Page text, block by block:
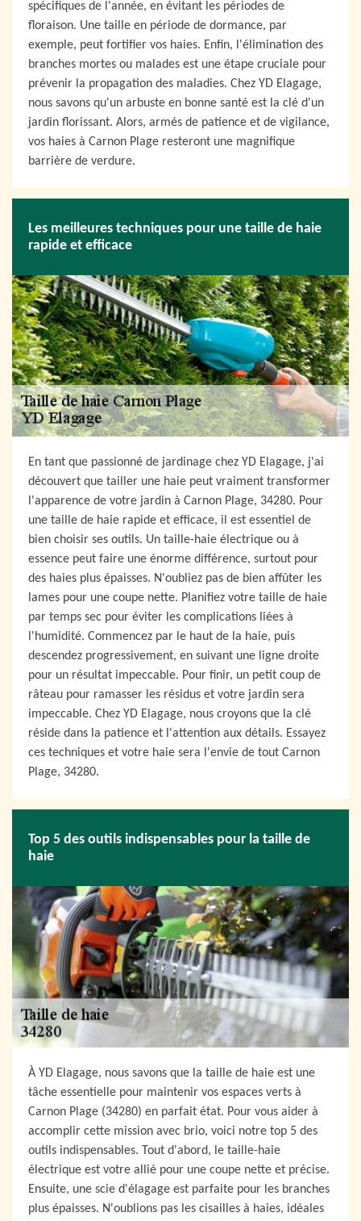
spécifiques de l'année, en évitant les périodes de
floraison. Une taille en période de dormance, par
exemple, peut fortifier vos haies. Enfin, l'élimination des
branches mortes ou malades est une étape cruciale pour
prévenir la propagation des maladies. Chez YD Elagage,
nous savons qu'un arbuste en bonne santé est la clé d'un
jardin florissant. Alors, armés de patience et de vigilance,
vos haies à Carnon Plage resteront une magnifique
barrière de verdure.
Les meilleures techniques pour une taille de haie
rapide et efficace
En tant que passionné de jardinage chez YD Elagage, j'ai
découvert que tailler une haie peut vraiment transformer
l'apparence de votre jardin à Carnon Plage, 34280. Pour
une taille de haie rapide et efficace, il est essentiel de
bien choisir ses outils. Un taille-haie électrique ou à
essence peut faire une énorme différence, surtout pour
des haies plus épaisses. N'oubliez pas de bien affûter les
lames pour une coupe nette. Planifiez votre taille de haie
par temps sec pour éviter les complications liées à
l'humidité. Commencez par le haut de la haie, puis
descendez progressivement, en suivant une ligne droite
pour un résultat impeccable. Pour finir, un petit coup de
râteau pour ramasser les résidus et votre jardin sera
impeccable. Chez YD Elagage, nous croyons que la clé
réside dans la patience et l'attention aux détails. Essayez
ces techniques et votre haie sera l'envie de tout Carnon
Plage, 34280.
Top 5 des outils indispensables pour la taille de
haie
À YD Elagage, nous savons que la taille de haie est une
tâche essentielle pour maintenir vos espaces verts à
Carnon Plage (34280) en parfait état. Pour vous aider à
accomplir cette mission avec brio, voici notre top 5 des
outils indispensables. Tout d'abord, le taille-haie
électrique est votre allié pour une coupe nette et précise.
Ensuite, une scie d'élagage est parfaite pour les branches
plus épaisses. N'oublions pas les cisailles à haies, idéales